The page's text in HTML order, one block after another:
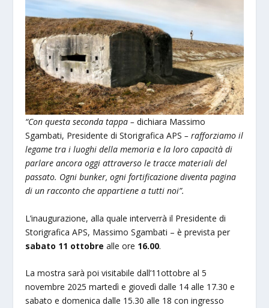
“Con questa seconda tappa –dichiara Massimo
Sgambati, Presidente di Storigrafica APS– rafforziamo il
legame tra i luoghi della memoria e la loro capacità di
parlare ancora oggi attraverso le tracce materiali del
passato. Ogni bunker, ogni fortificazione diventa pagina
di un racconto che appartiene a tutti noi”.
L’inaugurazione, alla quale interverrà il Presidente di
Storigrafica APS, Massimo Sgambati – è prevista per
sabato 11 ottobre alle ore 16.00.
La mostra sarà poi visitabile dall’11ottobre al 5
novembre 2025 martedì e giovedì dalle 14 alle 17.30 e
sabato e domenica dalle 15.30 alle 18 con ingresso